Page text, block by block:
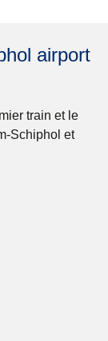
airport
train et le
Schiphol et